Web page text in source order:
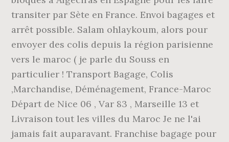
transiter par Sète en France. Envoi bagages et
arrêt possible. Salam ohlaykoum, alors pour
envoyer des colis depuis la région parisienne
vers le maroc ( je parle du Souss en
particulier ! Transport Bagage, Colis
,Marchandise, Déménagement, France-Maroc
Départ de Nice 06 , Var 83 , Marseille 13 et
Livraison tout les villes du Maroc Je ne l'ai
jamais fait auparavant. Franchise bagage pour